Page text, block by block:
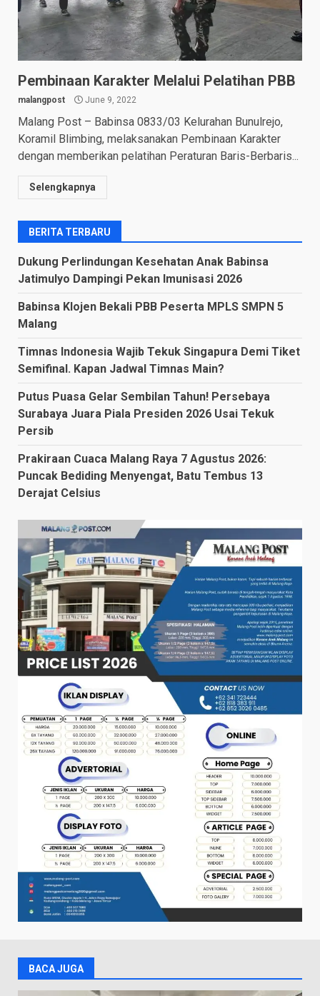
Pembinaan Karakter Melalui Pelatihan PBB
malangpost June 9, 2022
Malang Post – Babinsa 0833/03 Kelurahan Bunulrejo,
Koramil Blimbing, melaksanakan Pembinaan Karakter
dengan memberikan pelatihan Peraturan Baris-Berbaris...
Selengkapnya
BERITA TERBARU
Dukung Perlindungan Kesehatan Anak Babinsa
Jatimulyo Dampingi Pekan Imunisasi 2026
Babinsa Klojen Bekali PBB Peserta MPLS SMPN 5
Malang
Timnas Indonesia Wajib Tekuk Singapura Demi Tiket
Semifinal. Kapan Jadwal Timnas Main?
Putus Puasa Gelar Sembilan Tahun! Persebaya
Surabaya Juara Piala Presiden 2026 Usai Tekuk
Persib
Prakiraan Cuaca Malang Raya 7 Agustus 2026:
Puncak Bediding Menyengat, Batu Tembus 13
Derajat Celsius
BACA JUGA